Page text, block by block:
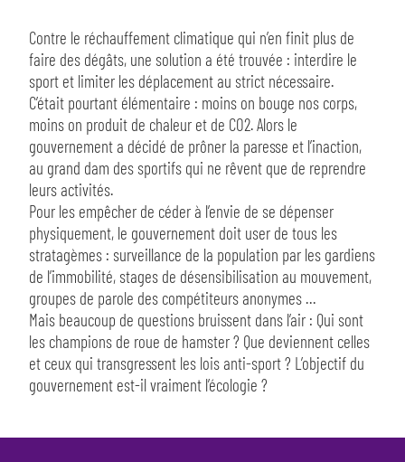
Contre le réchauffement climatique qui n’en finit plus de
faire des dégâts, une solution a été trouvée : interdire le
sport et limiter les déplacement au strict nécessaire.
C’était pourtant élémentaire : moins on bouge nos corps,
moins on produit de chaleur et de CO2. Alors le
gouvernement a décidé de prôner la paresse et l’inaction,
au grand dam des sportifs qui ne rêvent que de reprendre
leurs activités.
Pour les empêcher de céder à l’envie de se dépenser
physiquement, le gouvernement doit user de tous les
stratagèmes : surveillance de la population par les gardiens
de l’immobilité, stages de désensibilisation au mouvement,
groupes de parole des compétiteurs anonymes …
Mais beaucoup de questions bruissent dans l’air : Qui sont
les champions de roue de hamster ? Que deviennent celles
et ceux qui transgressent les lois anti-sport ? L’objectif du
gouvernement est-il vraiment l’écologie ?